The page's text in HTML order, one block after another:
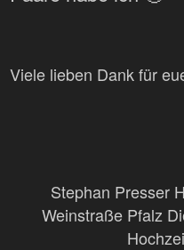
Viele lieben Dank für
Stephan Presser
Weinstraße Pfalz